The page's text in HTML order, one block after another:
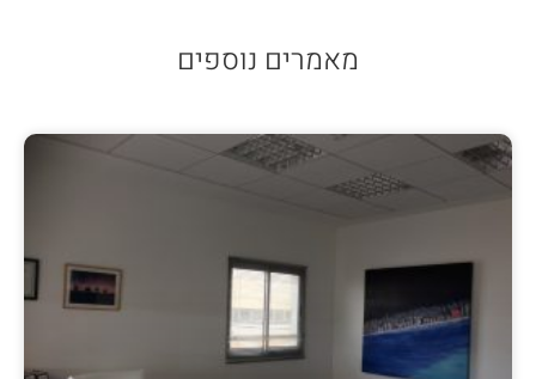
מאמרים נוספים